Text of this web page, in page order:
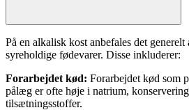
På en alkalisk kost anbefales det generelt
syreholdige fødevarer. Disse inkluderer:
Forarbejdet kød: Forarbejdet kød som
pålæg er ofte høje i natrium,
tilsætningsstoffer.